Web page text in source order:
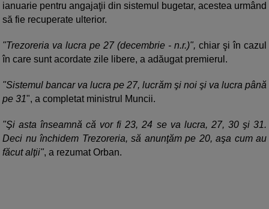
ianuarie pentru angajaţii din sistemul bugetar, acestea urmând
să fie recuperate ulterior.
"Trezoreria va lucra pe 27 (decembrie - n.r.)", chiar şi în cazul
în care sunt acordate zile libere, a adăugat premierul.
"Sistemul bancar va lucra pe 27, lucrăm şi noi şi va lucra până
pe 31", a completat ministrul Muncii.
"Şi asta înseamnă că vor fi 23, 24 se va lucra, 27, 30 şi 31.
Deci nu închidem Trezoreria, să anunţăm pe 20, aşa cum au
făcut alţii", a rezumat Orban.